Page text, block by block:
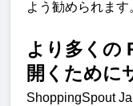
よう勧められます
より多くの
開くために
ShoppingSpout